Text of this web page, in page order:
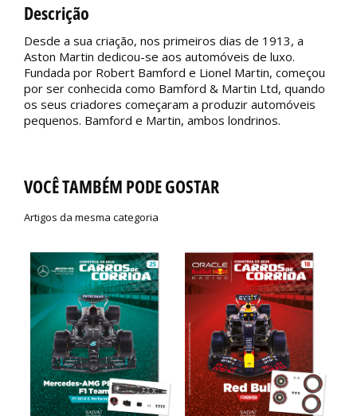
Descrição
Desde a sua criação, nos primeiros dias de 1913, a
Aston Martin dedicou-se aos automóveis de luxo.
Fundada por Robert Bamford e Lionel Martin, começou
por ser conhecida como Bamford & Martin Ltd, quando
os seus criadores começaram a produzir automóveis
pequenos. Bamford e Martin, ambos londrinos.
VOCÊ TAMBÉM PODE GOSTAR
Artigos da mesma categoria